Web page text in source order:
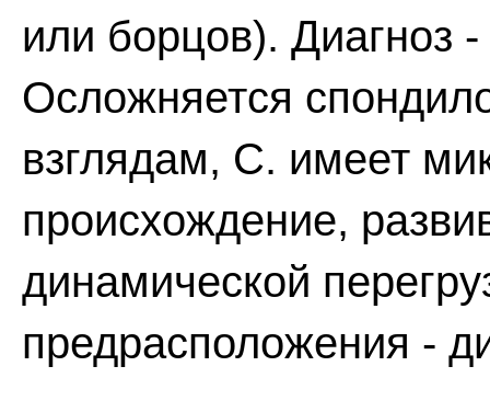
или борцов). Диагноз -
Осложняется
взглядам, С. имеет
происхождение,
динамической
предрасположения -